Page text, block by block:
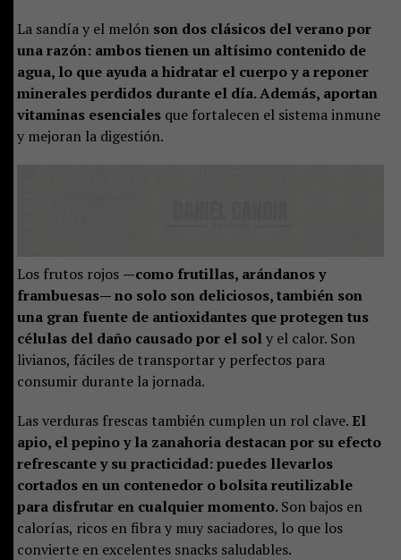
La sandía y el melón son dos clásicos del verano por
una razón: ambos tienen un altísimo contenido de
agua, lo que ayuda a hidratar el cuerpo y a reponer
minerales perdidos durante el día. Además, aportan
vitaminas esencialesque fortalecen el sistema inmune
y mejoran la digestión.
Los frutos rojos —como frutillas, arándanos y
frambuesas— no solo son deliciosos, también son
una gran fuente de antioxidantes que protegen tus
células del daño causado por el soly el calor. Son
livianos, fáciles de transportar y perfectos para
consumir durante la jornada.
Las verduras frescas también cumplen un rol clave. El
apio, el pepino y la zanahoria destacan por su efecto
refrescante y su practicidad: puedes llevarlos
cortados en un contenedor o bolsita reutilizable
para disfrutar en cualquier momento.Son bajos en
calorías, ricos en fibra y muy saciadores, lo que los
convierte en excelentes snacks saludables.